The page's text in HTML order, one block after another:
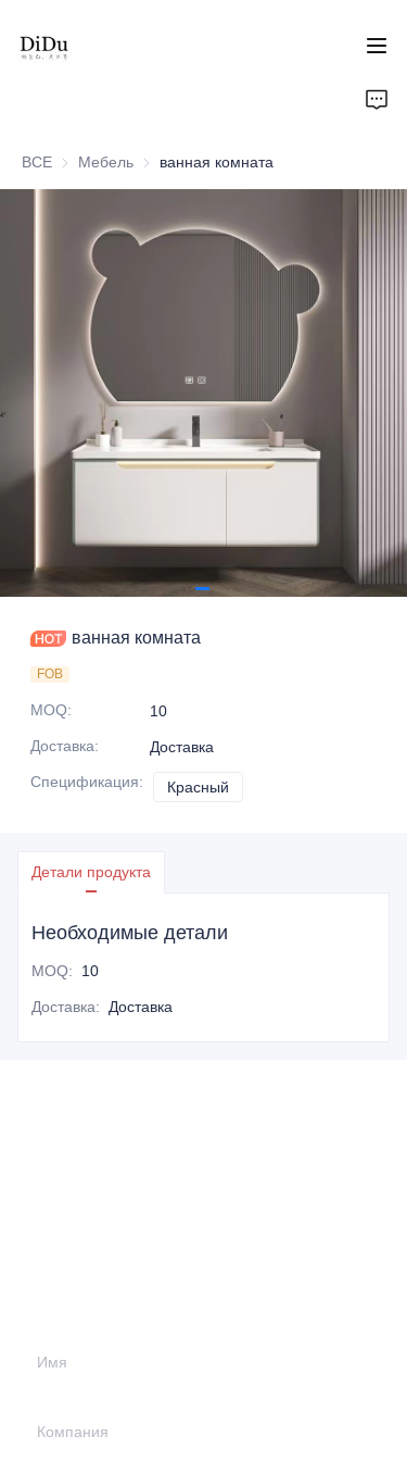
ВСЕ Мебель Мебель
ванная комната
ванная комната
FOB
MOQ:
10
Доставка:
Доставка
Спецификация: Красный
Детали продукта
Необходимые детали
MOQ: 10
Доставка: Доставка
Имя
Компания